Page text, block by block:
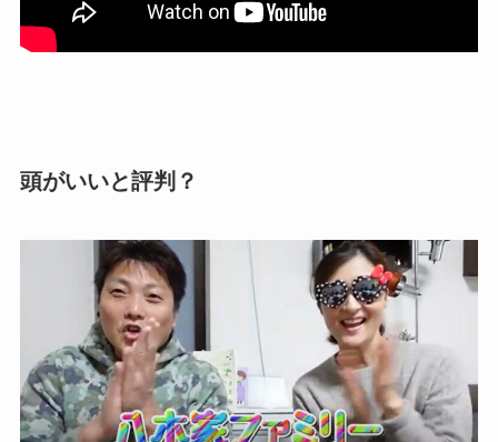
頭がいいと評判？